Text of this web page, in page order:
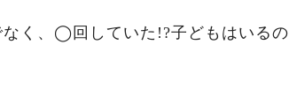
く、◯回していた!?子どもはいるの